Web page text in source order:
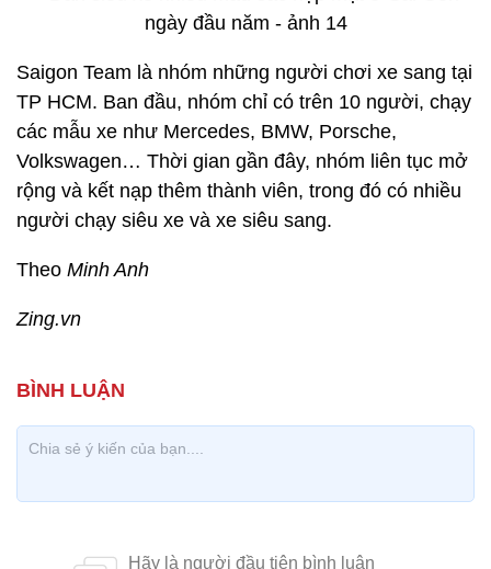
Saigon Team là nhóm những người chơi xe sang tại
TP HCM. Ban đầu, nhóm chỉ có trên 10 người, chạy
các mẫu xe như Mercedes, BMW, Porsche,
Volkswagen… Thời gian gần đây, nhóm liên tục mở
rộng và kết nạp thêm thành viên, trong đó có nhiều
người chạy siêu xe và xe siêu sang.
Theo Minh Anh
Zing.vn